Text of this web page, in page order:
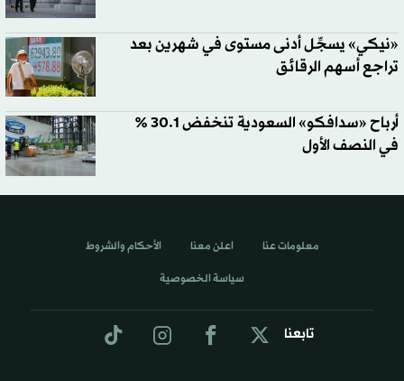
«نيكي» يسجِّل أدنى مستوى في شهرين بعد
تراجع أسهم الرقائق
أرباح «سدافكو» السعودية تنخفض 30.1 %
في النصف الأول
تابعنا
معلومات عنا اعلن معنا الأحكام والشروط
سياسة الخصوصية